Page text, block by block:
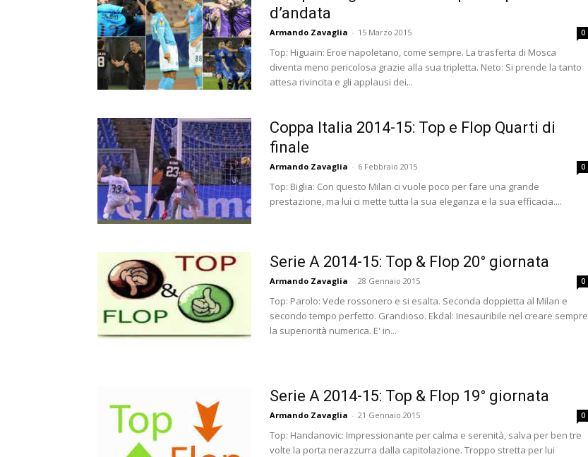
d’andata
Armando Zavaglia - 15 Marzo 2015 0
Top: Higuain: Eroe napoletano, come sempre. La trasferta di Mosca
diventa meno pericolosa grazie alla sua tripletta. Neto: Si prende la tanto
attesa rivincita e gli applausi dei...
Coppa Italia 2014-15: Top e Flop Quarti di
finale
Armando Zavaglia - 6 Febbraio 2015 0
Top: Biglia: Con questo Milan ci vuole poco per fare una grande
prestazione, ma lui ci mette tutta la sua eleganza e la sua efficacia....
Serie A 2014-15: Top & Flop 20° giornata
Armando Zavaglia - 28 Gennaio 2015 0
Top: Parolo: Vede rossonero e si esalta. Seconda doppietta al Milan e
secondo tempo perfetto. Grandioso. Ekdal: Inesauribile nel creare sempre
la superiorità numerica. E' in...
Serie A 2014-15: Top & Flop 19° giornata
Armando Zavaglia - 21 Gennaio 2015 0
Top: Handanovic: Impressionante per calma e serenità, salva per ben tre
volte la porta nerazzurra dalla capitolazione. Troppo stretta per lui